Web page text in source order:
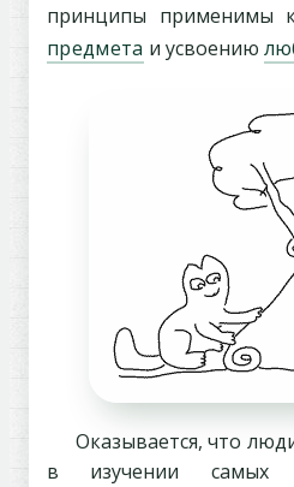
принципы применимы
предмета и усвоению
Оказывается, что
в изучении самых